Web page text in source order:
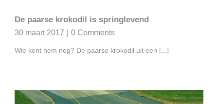
De paarse krokodil is springlevend
30 maart 2017 0 Comments
Wie kent hem nog? De paarse krokodil uit een [...]